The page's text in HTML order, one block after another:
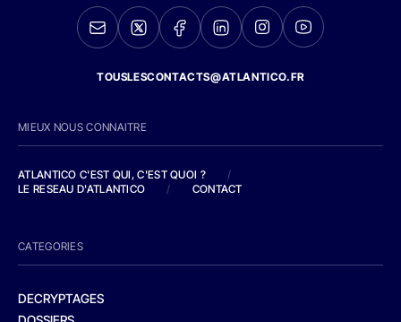
TOUSLESCONTACTS@ATLANTICO.FR
MIEUX NOUS CONNAITRE
ATLANTICO C'EST QUI, C'EST QUOI ?
/
LE RESEAU D'ATLANTICO
/ CONTACT
CATEGORIES
DECRYPTAGES